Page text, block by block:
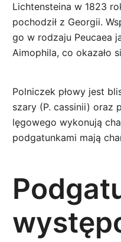
Lichtensteina w 1823
pochodził z Georgii.
go w rodzaju Peucaea
Aimophila, co okazało
Polniczek płowy jest
szary (P. cassinii) oraz
lęgowego wykonują
podgatunkami mają